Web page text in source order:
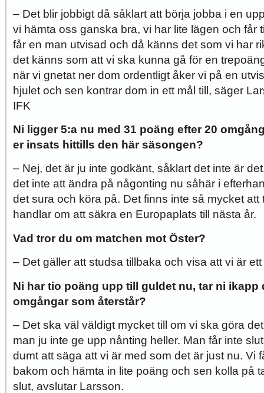
– Det blir jobbigt då såklart att börja jobba i en
vi hämta oss ganska bra, vi har lite lägen och får
får en man utvisad och då känns det som vi har
det känns som att vi ska kunna gå för en
när vi gnetat ner dom ordentligt åker vi på en
hjulet och sen kontrar dom in ett mål till, säger
IFK
Ni ligger 5:a nu med 31 poäng efter 20
er insats hittills den här säsongen?
– Nej, det är ju inte godkänt, såklart det inte är
det inte att ändra på någonting nu såhär i
det sura och köra på. Det finns inte så mycket att
handlar om att säkra en Europaplats till nästa år.
Vad tror du om matchen mot Öster?
– Det gäller att studsa tillbaka och visa att vi är
Ni har tio poäng upp till guldet nu, tar ni ikapp
omgångar som återstår?
– Det ska väl väldigt mycket till om vi ska göra
man ju inte ge upp nånting heller. Man får inte
dumt att säga att vi är med som det är just nu. Vi
bakom och hämta in lite poäng och sen kolla på
slut, avslutar Larsson.